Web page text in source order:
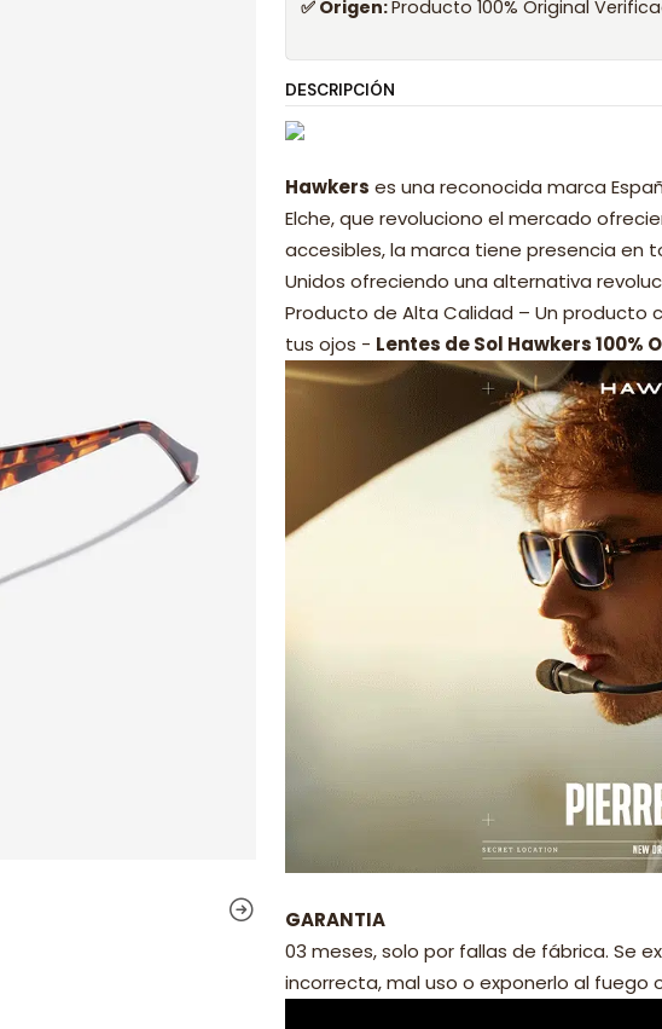
✅ Origen:Producto 100% Original
DESCRIPCIÓN
Hawkers es una reconocida marca
Elche, que revoluciono el mercado
accesibles, la marca tiene presencia en
Unidos ofreciendo una alternativa
Producto de Alta Calidad – Un producto
tus ojos - Lentes de Sol Hawkers 100%
GARANTIA
03 meses, solo por fallas de fábrica. Se
incorrecta, mal uso o exponerlo al fuego